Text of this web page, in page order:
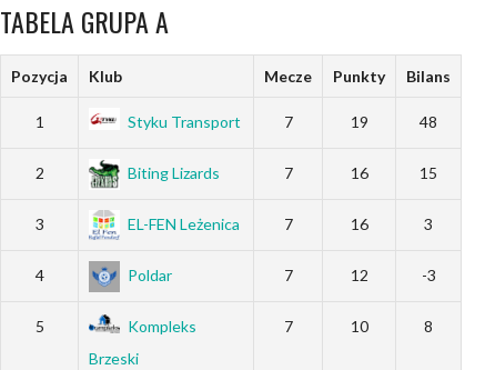
TABELA GRUPA A
Pozycja Klub Mecze Punkty Bilans
1 Styku Transport 7 19 48
2 Biting Lizards 7 16 15
3 EL-FEN Leżenica 7 16 3
4 Poldar 7 12 -3
5
Kompleks
Brzeski
7 10 8